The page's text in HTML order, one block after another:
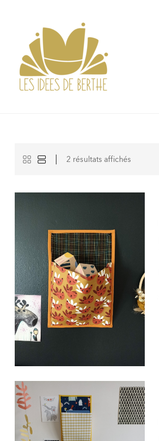
2 résultats affichés